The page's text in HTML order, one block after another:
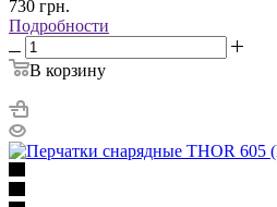
730 грн.
Подробности
В корзину